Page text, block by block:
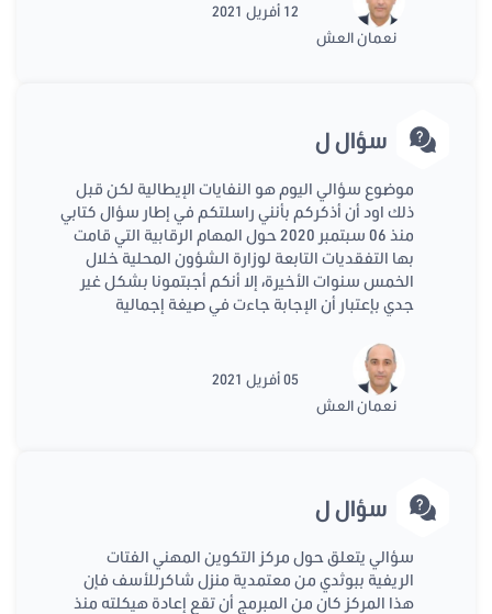
نعمان العش
12 أفريل 2021
سؤال ل
موضوع سؤالي اليوم هو النفايات الإيطالية لكن قبل
ذلك اود أن أذكركم بأنني راسلتكم في إطار سؤال كتابي
منذ 06 سبتمبر 2020 حول المهام الرقابية التي قامت
بها التفقديات التابعة لوزارة الشؤون المحلية خلال
الخمس سنوات الأخيرة، إلا أنكم أجبتمونا بشكل غير
جدي بإعتبار أن الإجابة جاءت في صيغة إجمالية
نعمان العش
05 أفريل 2021
سؤال ل
سؤالي يتعلق حول مركز التكوين المهني الفتات
الريفية ببوثدي من معتمدية منزل شاكرللأسف فإن
هذا المركز كان من المبرمج أن تقع إعادة هيكلته منذ